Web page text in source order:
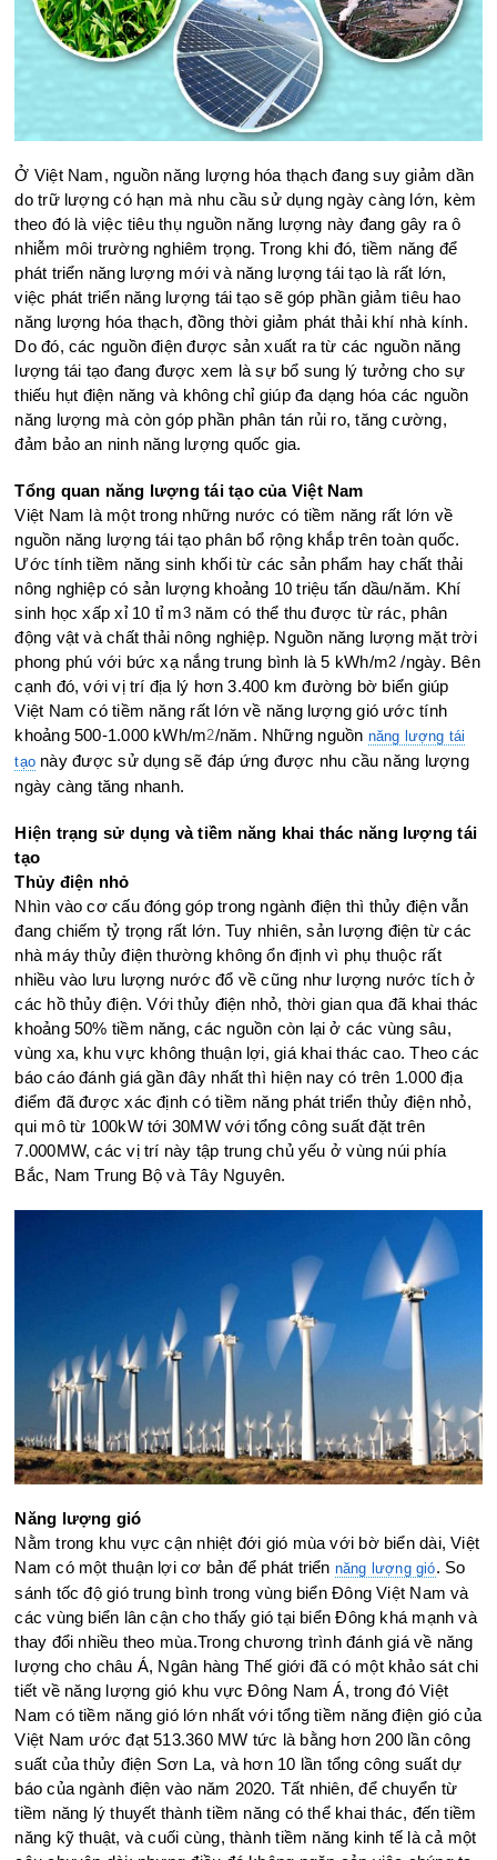
Ở Việt Nam, nguồn năng lượng hóa thạch đang suy giảm dần
do trữ lượng có hạn mà nhu cầu sử dụng ngày càng lớn, kèm
theo đó là việc tiêu thụ nguồn năng lượng này đang gây ra ô
nhiễm môi trường nghiêm trọng. Trong khi đó, tiềm năng để
phát triển năng lượng mới và năng lượng tái tạo là rất lớn,
việc phát triển năng lượng tái tạo sẽ góp phần giảm tiêu hao
năng lượng hóa thạch, đồng thời giảm phát thải khí nhà kính.
Do đó, các nguồn điện được sản xuất ra từ các nguồn năng
lượng tái tạo đang được xem là sự bổ sung lý tưởng cho sự
thiếu hụt điện năng và không chỉ giúp đa dạng hóa các nguồn
năng lượng mà còn góp phần phân tán rủi ro, tăng cường,
đảm bảo an ninh năng lượng quốc gia.
Tổng quan năng lượng tái tạo của Việt Nam
Việt Nam là một trong những nước có tiềm năng rất lớn về
nguồn năng lượng tái tạo phân bổ rộng khắp trên toàn quốc.
Ước tính tiềm năng sinh khối từ các sản phẩm hay chất thải
nông nghiệp có sản lượng khoảng 10 triệu tấn dầu/năm. Khí
sinh học xấp xỉ 10 tỉ m3năm có thể thu được từ rác, phân
động vật và chất thải nông nghiệp. Nguồn năng lượng mặt trời
phong phú với bức xạ nắng trung bình là 5 kWh/m2 /ngày. Bên
cạnh đó, với vị trí địa lý hơn 3.400 km đường bờ biển giúp
Việt Nam có tiềm năng rất lớn về năng lượng gió ước tính
khoảng 500-1.000 kWh/m2/năm. Những nguồn năng lượng tái
tạo này được sử dụng sẽ đáp ứng được nhu cầu năng lượng
ngày càng tăng nhanh.
Hiện trạng sử dụng và tiềm năng khai thác năng lượng tái
tạo
Thủy điện nhỏ
Nhìn vào cơ cấu đóng góp trong ngành điện thì thủy điện vẫn
đang chiếm tỷ trọng rất lớn. Tuy nhiên, sản lượng điện từ các
nhà máy thủy điện thường không ổn định vì phụ thuộc rất
nhiều vào lưu lượng nước đổ về cũng như lượng nước tích ở
các hồ thủy điện. Với thủy điện nhỏ, thời gian qua đã khai thác
khoảng 50% tiềm năng, các nguồn còn lại ở các vùng sâu,
vùng xa, khu vực không thuận lợi, giá khai thác cao. Theo các
báo cáo đánh giá gần đây nhất thì hiện nay có trên 1.000 địa
điểm đã được xác định có tiềm năng phát triển thủy điện nhỏ,
qui mô từ 100kW tới 30MW với tổng công suất đặt trên
7.000MW, các vị trí này tập trung chủ yếu ở vùng núi phía
Bắc, Nam Trung Bộ và Tây Nguyên.
Năng lượng gió
Nằm trong khu vực cận nhiệt đới gió mùa với bờ biển dài, Việt
Nam có một thuận lợi cơ bản để phát triển năng lượng gió. So
sánh tốc độ gió trung bình trong vùng biển Đông Việt Nam và
các vùng biển lân cận cho thấy gió tại biển Đông khá mạnh và
thay đổi nhiều theo mùa.Trong chương trình đánh giá về năng
lượng cho châu Á, Ngân hàng Thế giới đã có một khảo sát chi
tiết về năng lượng gió khu vực Đông Nam Á, trong đó Việt
Nam có tiềm năng gió lớn nhất với tổng tiềm năng điện gió của
Việt Nam ước đạt 513.360 MW tức là bằng hơn 200 lần công
suất của thủy điện Sơn La, và hơn 10 lần tổng công suất dự
báo của ngành điện vào năm 2020. Tất nhiên, để chuyển từ
tiềm năng lý thuyết thành tiềm năng có thể khai thác, đến tiềm
năng kỹ thuật, và cuối cùng, thành tiềm năng kinh tế là cả một